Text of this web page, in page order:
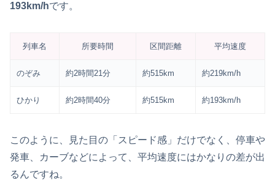
193km/hです。
列車名 所要時間 区間距離 平均速度
のぞみ 約2時間21分 約515km 約219km/h
ひかり 約2時間40分 約515km 約193km/h
このように、見た目の「スピード感」だけでなく、停車や
発車、カーブなどによって、平均速度にはかなりの差が出
るんですね。